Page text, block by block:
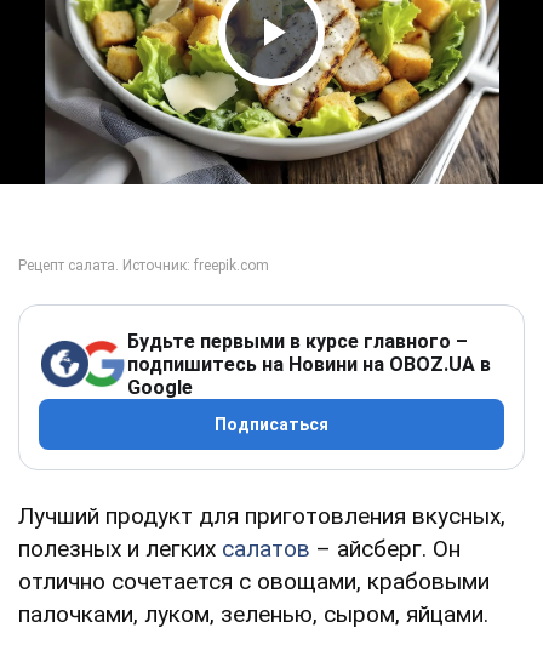
Play Video
Будьте первыми в курсе главного –
подпишитесь на Новини на OBOZ.UA в
Google
Подписаться
Лучший продукт для приготовления вкусных,
полезных и легких салатов – айсберг. Он
отлично сочетается с овощами, крабовыми
палочками, луком, зеленью, сыром, яйцами.